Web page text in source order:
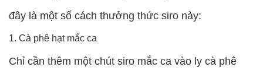
đây là một số cách thưởng thức siro này:
1. Cà phê hạt mắc ca
Chỉ cần thêm một chút siro mắc ca vào ly cà phê